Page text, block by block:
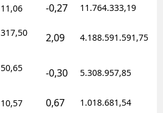
11,06 -0,27 11.764.333,19
317,50 2,09 4.188.591.591,75
50,65 -0,30 5.308.957,85
10,57 0,67 1.018.681,54